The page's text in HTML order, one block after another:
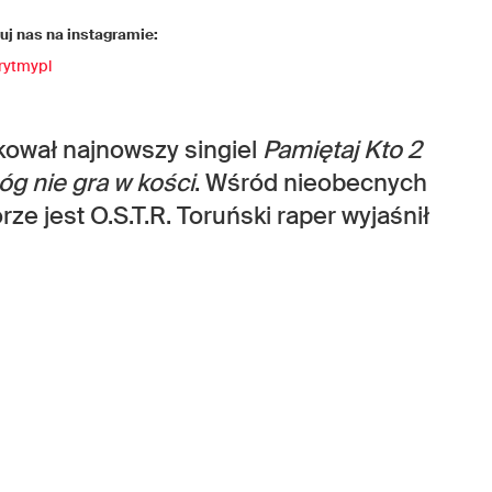
nas na instagramie:
najnowszy singiel Pamiętaj Kto 2
nie gra w kości. Wśród nieobecnych
jest O.S.T.R. Toruński raper wyjaśnił